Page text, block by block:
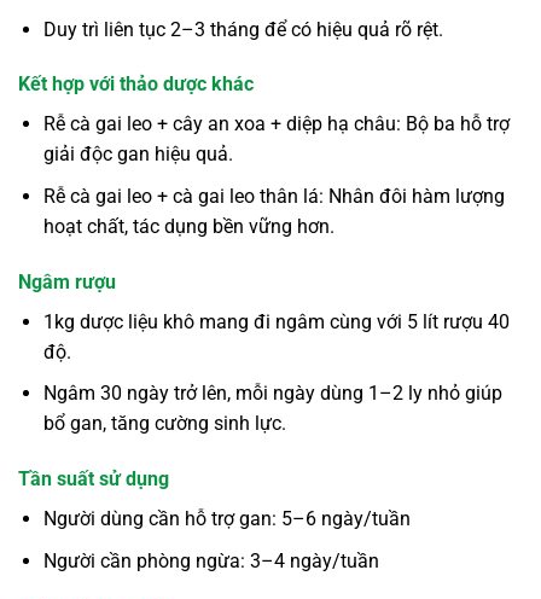
Duy trì liên tục 2–3 tháng để có hiệu quả rõ rệt.
Kết hợp với thảo dược khác
Rễ cà gai leo + cây an xoa + diệp hạ châu: Bộ ba hỗ trợ
giải độc gan hiệu quả.
Rễ cà gai leo + cà gai leo thân lá: Nhân đôi hàm lượng
hoạt chất, tác dụng bền vững hơn.
Ngâm rượu
1kg dược liệu khô mang đi ngâm cùng với 5 lít rượu 40
độ.
Ngâm 30 ngày trở lên, mỗi ngày dùng 1–2 ly nhỏ giúp
bổ gan, tăng cường sinh lực.
Tần suất sử dụng
Người dùng cần hỗ trợ gan: 5–6 ngày/tuần
Người cần phòng ngừa: 3–4 ngày/tuần